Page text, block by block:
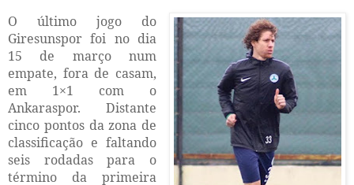
O último jogo do
Giresunspor foi no dia
15 de março num
empate, fora de casam,
em 1×1 com o
Ankaraspor. Distante
cinco pontos da zona de
classificação e faltando
seis rodadas para o
término da primeira